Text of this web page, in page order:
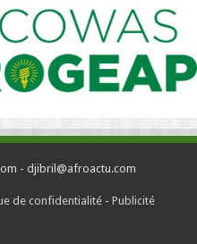
- djibril@afroactu.com
de confidentialité- Publicité